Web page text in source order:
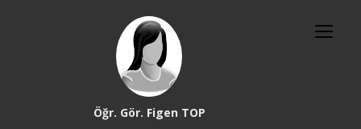
Öğr. Gör. Figen TOP